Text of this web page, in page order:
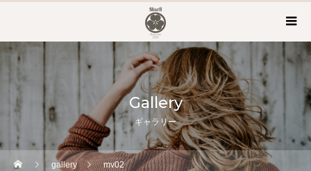
Gallery
ギャラリー
gallery mv02